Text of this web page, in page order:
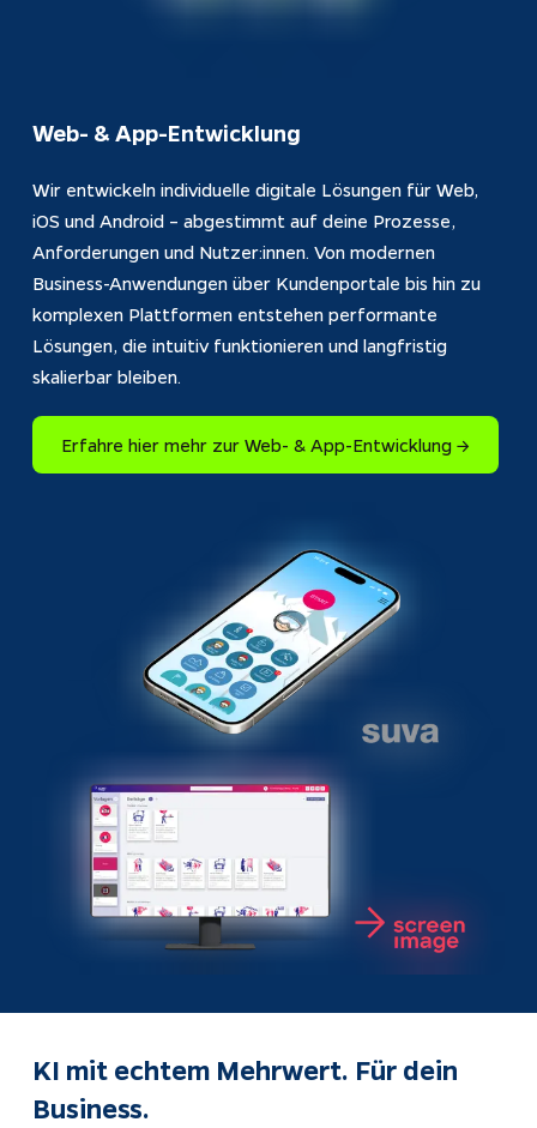
Web- & App-Entwicklung
Wir entwickeln individuelle digitale Lösungen für Web,
iOS und Android – abgestimmt auf deine Prozesse,
Anforderungen und Nutzer:innen. Von modernen
Business-Anwendungen über Kundenportale bis hin zu
komplexen Plattformen entstehen performante
Lösungen, die intuitiv funktionieren und langfristig
skalierbar bleiben.
Erfahre hier mehr zur Web- & App-Entwicklung →
KI mit echtem Mehrwert. Für dein
Business.